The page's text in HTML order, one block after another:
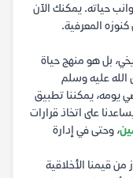
حياته. يمكنك الآن
المعرفية.
بل هو منهج حياة
عليه وسلم
يومه، يمكننا تطبيق
على اتخاذ قرارات
، وحتى في إدارة
من قيمنا الأخلاقية